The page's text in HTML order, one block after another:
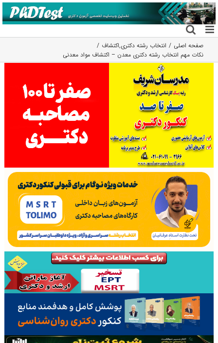
رفتن
به
محتوا
صفحه اصلی انتخاب رشته دکتری,اکتشاف
نکات مهم انتخاب رشته دکتری معدن – اکتشاف مواد معدنی